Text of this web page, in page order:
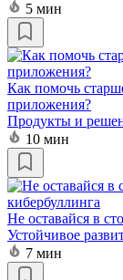
5 мин
Как помочь
приложения?
Продукты и
10 мин
Не оставайся в
Устойчивое
7 мин